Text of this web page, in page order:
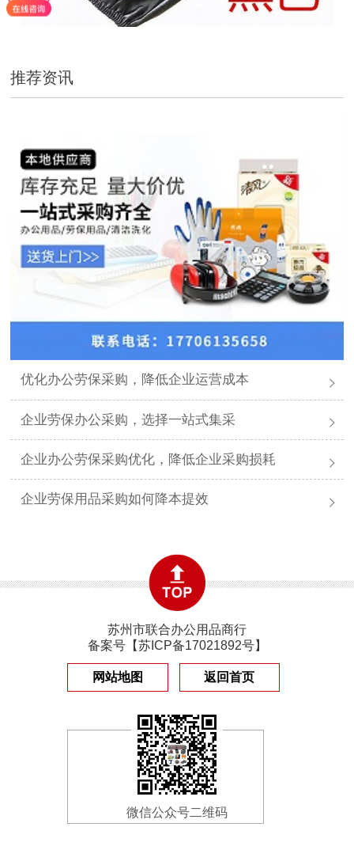
推荐资讯
优化办公劳保采购，降低企业运营成本
企业劳保办公采购，选择一站式集采
企业办公劳保采购优化，降低企业采购损耗
企业劳保用品采购如何降本提效
苏州市联合办公用品商行
备案号【苏ICP备17021892号】
网站地图 返回首页
微信公众号二维码